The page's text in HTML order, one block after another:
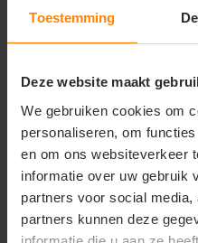
Toestemming
Deze website maakt
We gebruiken cookies om
personaliseren, om
en om ons websiteverkeer
informatie over uw gebruik
partners voor social
partners kunnen deze
Vragen? Neem
op met onze
klantenservice
call +31(0)418 511 972
mail